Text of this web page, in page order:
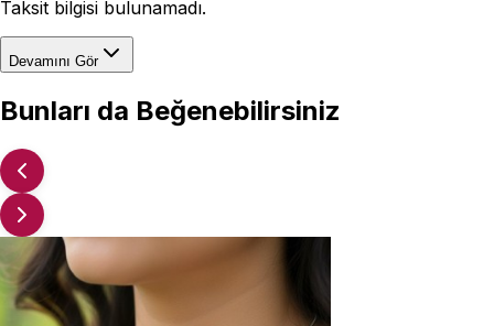
Taksit bilgisi bulunamadı.
Devamını Gör
Bunları da Beğenebilirsiniz